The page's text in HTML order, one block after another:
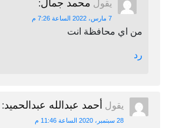
يقول محمد جمال:
7 مارس، 2022 الساعة 7:26 م
من اي محافظة انت
رد
يقول أحمد عبدالله عبدالحميد:
28 سبتمبر، 2020 الساعة 11:46 م